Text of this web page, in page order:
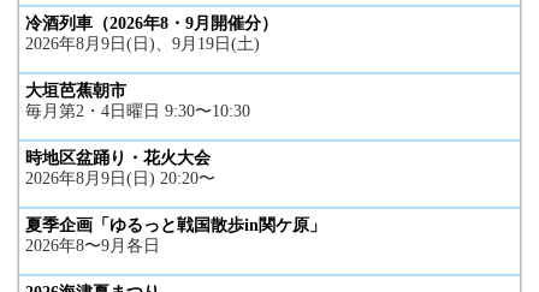
冷酒列車（2026年8・9月開催分）
2026年8月9日(日)、9月19日(土)
大垣芭蕉朝市
毎月第2・4日曜日 9:30〜10:30
時地区盆踊り・花火大会
2026年8月9日(日) 20:20〜
夏季企画「ゆるっと戦国散歩in関ケ原」
2026年8〜9月各日